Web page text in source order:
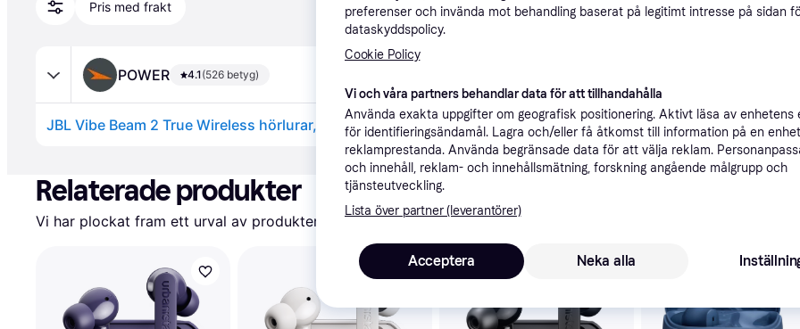
Pris med frakt
POWER 4.1(526 betyg)
JBL Vibe Beam 2 True Wireless hörlurar, vita 49 kr frakt , 1-2 dagar 990 kr
Relaterade produkter
Vi har plockat fram ett urval av produkter som kanske skulle intressera dig.
preferenser och invända mot behandling baserat på legitimt intresse på sidan
dataskyddspolicy.
Cookie Policy
Vi och våra partners behandlar data för att tillhandahålla
Använda exakta uppgifter om geografisk positionering. Aktivt läsa av enhetens
för identifieringsändamål. Lagra och/eller få åtkomst till information på en
reklamprestanda. Använda begränsade data för att välja reklam.
och innehåll, reklam- och innehållsmätning, forskning angående målgrupp och
tjänsteutveckling.
Lista över partner (leverantörer)
Neka alla
Acceptera